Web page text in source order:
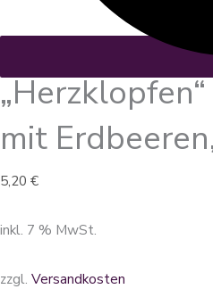
mit
5,20 €
inkl. 7 % MwSt.
zzgl. Versandkosten